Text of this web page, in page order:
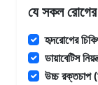
যে সকল রোগের
হৃদরোগের
ডায়াবেটিস
উচ্চ রক্তচাপ